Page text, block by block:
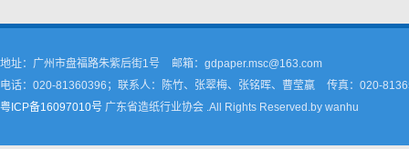
地址：广州市盘福路朱紫后街1号
邮箱：gdpaper.msc@163.com
电话：020-81360396；联系人：陈竹、张翠梅、张铭晖、曹莹嬴
传真：020-
粤ICP备16097010号 广东省造纸行业协会 .All Rights Reserved.by wanhu